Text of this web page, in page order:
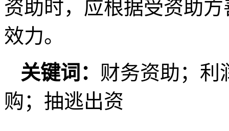
资助时，应根据受资助
效力。
关键词： 财务资助；利
购；抽逃出资